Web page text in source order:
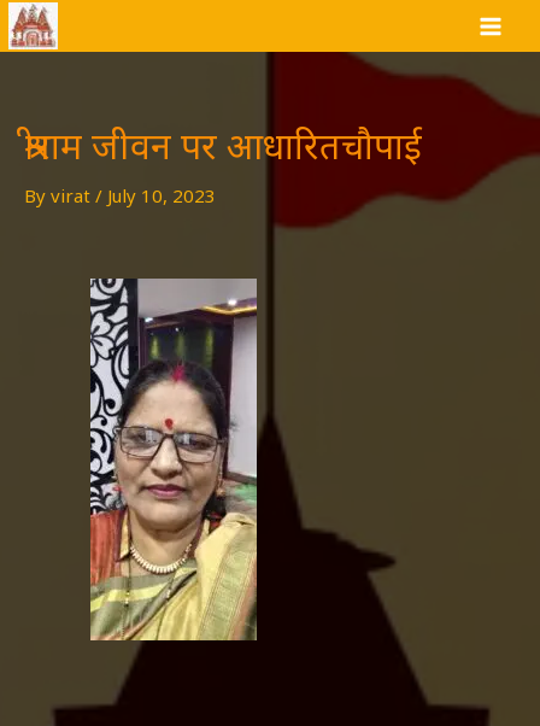
Skip
to
श्रीराम जीवन पर आधारितचौपाई
By virat / July 10, 2023